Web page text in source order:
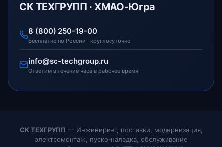
СК ТЕХГРУПП · ХМАО-Югра
8 (800) 250-19-00
Бесплатно по России · круглосуточно
info@sc-techgroup.ru
Ответим в течение часа в рабочее время
СК ТЕХГРУПП — Инжиниринг, поставки, модернизация,
электромонтаж, пуско-наладка, обслуживание